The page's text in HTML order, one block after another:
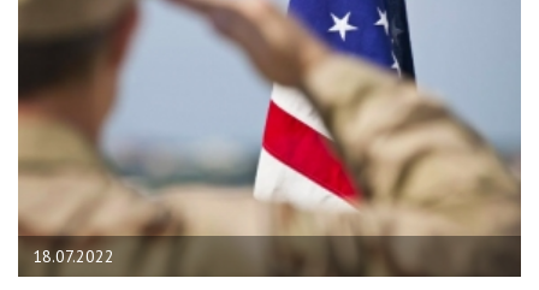
18.07.2022